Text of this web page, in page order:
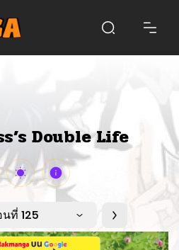
Double Life
ที่ 125